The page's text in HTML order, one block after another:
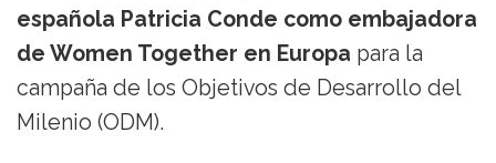
española Patricia Conde como embajadora
de Women Together en Europa para la
campaña de los Objetivos de Desarrollo del
Milenio (ODM).